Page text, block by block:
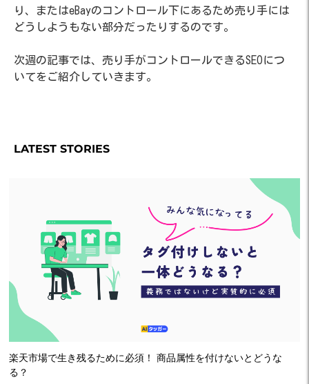
り、またはeBayのコントロール下にあるため売り手には
どうしようもない部分だったりするのです。
次週の記事では、売り手がコントロールできるSEOにつ
いてをご紹介していきます。
LATEST STORIES
楽天市場で生き残るために必須！ 商品属性を付けないとどうな
る？